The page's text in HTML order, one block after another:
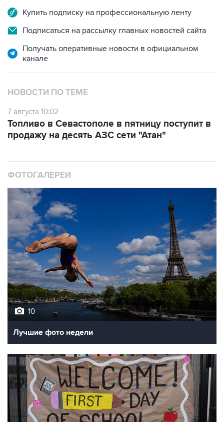
Купить подписку на профессиональную ленту
Подписаться на рассылку главных новостей сайта
Получать оперативные новости в официальном
канале
НОВОСТИ ПО ТЕМЕ
7 августа 10:02
Топливо в Севастополе в пятницу поступит в
продажу на десять АЗС сети "Атан"
ФОТОГАЛЕРЕИ
10
Лучшие фото недели